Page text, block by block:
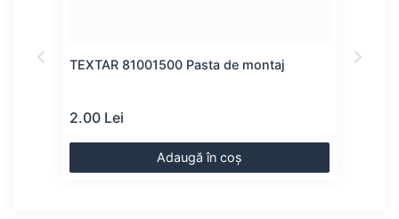
TEXTAR 81001500 Pasta de montaj
2.00 Lei
Adaugă în coș